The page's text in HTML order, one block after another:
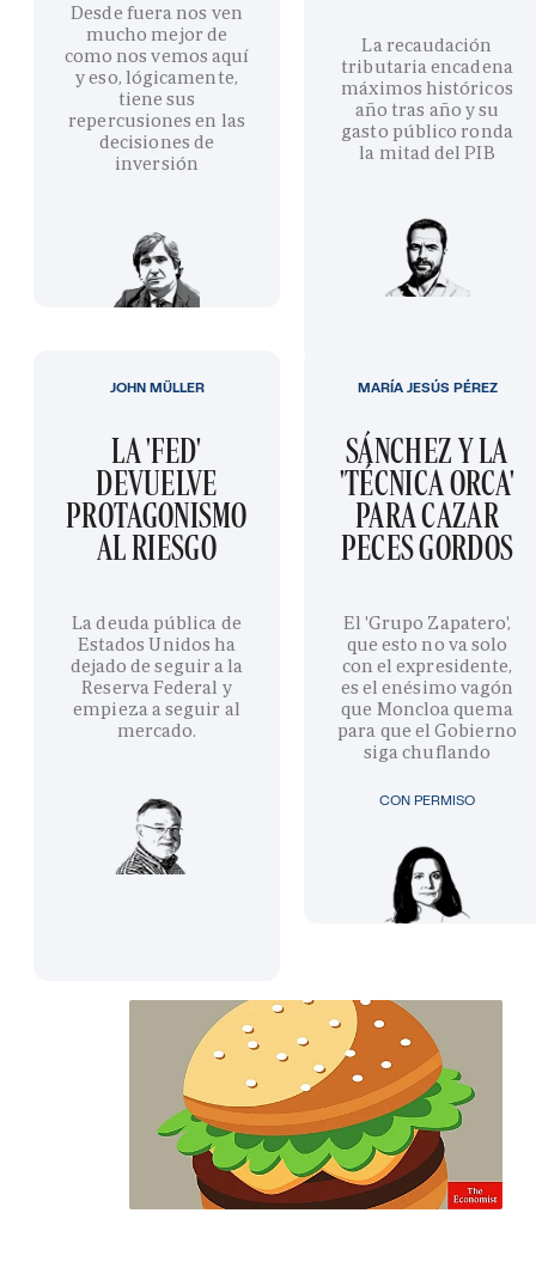
Desde fuera nos ven
mucho mejor de
como nos vemos aquí
y eso, lógicamente,
tiene sus
repercusiones en las
decisiones de
inversión
La recaudación
tributaria encadena
máximos históricos
año tras año y su
gasto público ronda
la mitad del PIB
LA 'FED'
DEVUELVE
PROTAGONISMO
AL RIESGO
La deuda pública de
Estados Unidos ha
dejado de seguir a la
Reserva Federal y
empieza a seguir al
mercado.
JOHN MÜLLER
CON PERMISO
SÁNCHEZ Y LA
'TÉCNICA ORCA'
PARA CAZAR
PECES GORDOS
El 'Grupo Zapatero',
que esto no va solo
con el expresidente,
es el enésimo vagón
que Moncloa quema
para que el Gobierno
siga chuflando
MARÍA JESÚS PÉREZ